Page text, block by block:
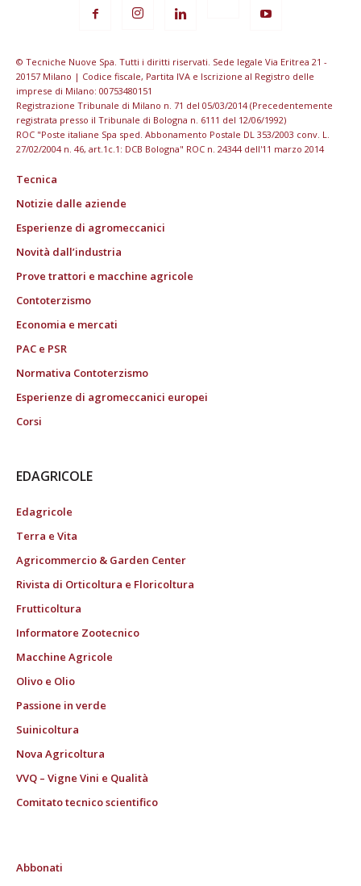
© Tecniche Nuove Spa. Tutti i diritti riservati. Sede legale Via Eritrea 21 -
20157 Milano | Codice fiscale, Partita IVA e Iscrizione al Registro delle
imprese di Milano: 00753480151
Registrazione Tribunale di Milano n. 71 del 05/03/2014 (Precedentemente
registrata presso il Tribunale di Bologna n. 6111 del 12/06/1992)
ROC "Poste italiane Spa sped. Abbonamento Postale DL 353/2003 conv. L.
27/02/2004 n. 46, art.1c.1: DCB Bologna" ROC n. 24344 dell'11 marzo 2014
Tecnica
Notizie dalle aziende
Esperienze di agromeccanici
Novità dall’industria
Prove trattori e macchine agricole
Contoterzismo
Economia e mercati
PAC e PSR
Normativa Contoterzismo
Esperienze di agromeccanici europei
Corsi
EDAGRICOLE
Edagricole
Terra e Vita
Agricommercio & Garden Center
Rivista di Orticoltura e Floricoltura
Frutticoltura
Informatore Zootecnico
Macchine Agricole
Olivo e Olio
Passione in verde
Suinicoltura
Nova Agricoltura
VVQ – Vigne Vini e Qualità
Comitato tecnico scientifico
Abbonati